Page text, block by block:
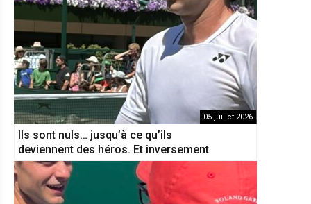
05 juillet 2026
Ils sont nuls… jusqu’à ce qu’ils
deviennent des héros. Et inversement